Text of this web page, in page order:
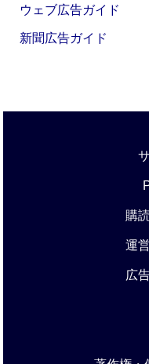
ウェブ広告ガイド
新聞広告ガイド
購
運
広